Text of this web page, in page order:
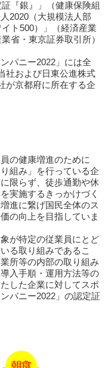
『銀』」（健康保険組
2020（大規模法人部
ト500）」（経済産業
省・東京証券取引所）
パニー2022」には全
社および日東公進株式
が京都府に所在する企
の健康増進のために
組み」を行っている企
限らず、徒歩通勤や休
実施するきっかけづく
進に繋げ国民全体のス
の向上を目指していま
が特定の従業員にとど
る取り組みであるこ
所等の内部の取り組み
入手順・運用方法等の
した企業に対してスポ
パニー2022」の認定証